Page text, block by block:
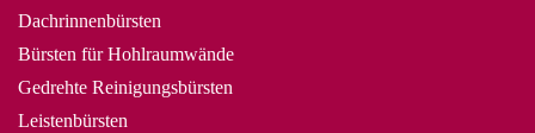
Dachrinnenbürsten
Bürsten für Hohlraumwände
Gedrehte Reinigungsbürsten
Leistenbürsten